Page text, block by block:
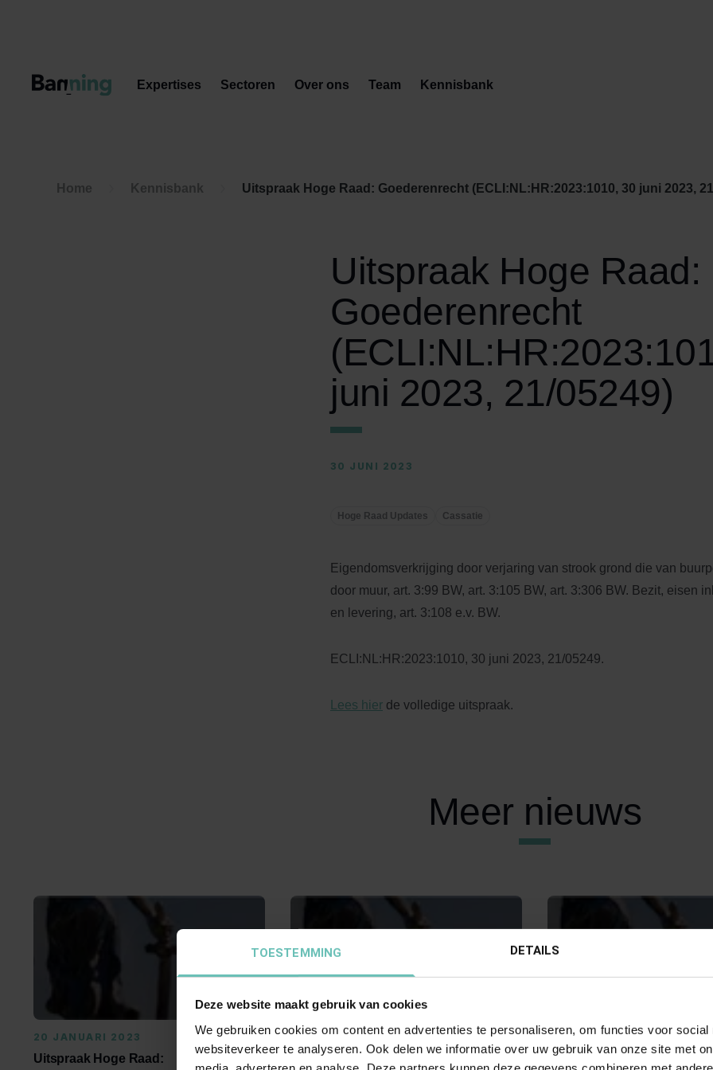
TOESTEMMING DETAILS
Deze website maakt gebruik van cookies
We gebruiken cookies om content en advertenties te personaliseren, om functies voor social
websiteverkeer te analyseren. Ook delen we informatie over uw gebruik van onze site met
Expertises Sectoren Over ons Team Kennisbank
Home Kennisbank Uitspraak Hoge Raad: Goederenrecht (ECLI:NL:HR:2023:1010, 30 juni 2023,
Uitspraak Hoge Raad:
Goederenrecht
juni 2023, 21/05249)
30 JUNI 2023
Hoge Raad Updates Cassatie
Eigendomsverkrijging door verjaring van strook grond die van
door muur, art. 3:99 BW, art. 3:105 BW, art. 3:306 BW. Bezit, eisen
en levering, art. 3:108 e.v. BW.
ECLI:NL:HR:2023:1010, 30 juni 2023, 21/05249.
Lees hier de volledige uitspraak.
Meer nieuws
20 JANUARI 2023
Uitspraak Hoge Raad:
22 DECEMBER 2023
Uitspraak Hoge Raad:
08 SEPTEMBER 2023
Uitspraak Hoge Raad: